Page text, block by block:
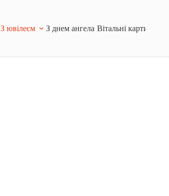
З ювілеєм З днем ангела Вітальні картинки і